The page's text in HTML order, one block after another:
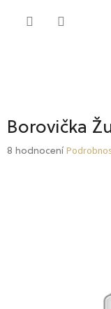
Borovička
Průměrné
8 hodnocení